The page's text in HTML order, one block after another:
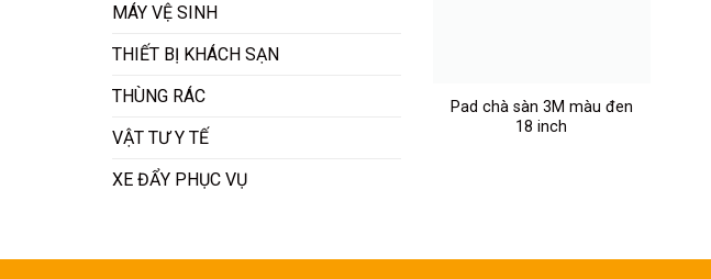
MÁY VỆ SINH
THIẾT BỊ KHÁCH SẠN
THÙNG RÁC
VẬT TƯ Y TẾ
XE ĐẨY PHỤC VỤ
Pad chà sàn 3M màu đen
18 inch